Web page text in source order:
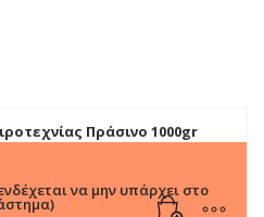
Πράσινο 1000gr
να μην υπάρχει στο